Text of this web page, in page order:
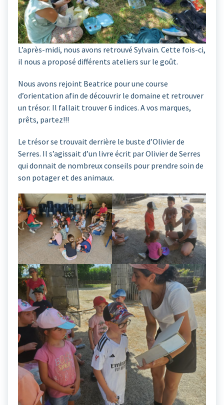
L’après-midi, nous avons retrouvé Sylvain. Cette fois-ci,
il nous a proposé différents ateliers sur le goût.
Nous avons rejoint Beatrice pour une course
d’orientation afin de découvrir le domaine et retrouver
un trésor. Il fallait trouver 6 indices. A vos marques,
prêts, partez!!!
Le trésor se trouvait derrière le buste d’Olivier de
Serres. Il s’agissait d’un livre écrit par Olivier de Serres
qui donnait de nombreux conseils pour prendre soin de
son potager et des animaux.